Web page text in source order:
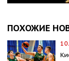
ПОХОЖИЕ